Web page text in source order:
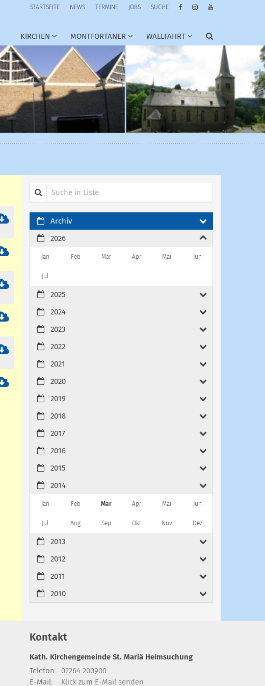
STARTSEITE NEWS TERMINE JOBS SUCHE
KIRCHEN MONTFORTANER WALLFAHRT
Suche in Liste
Archiv
2026
Jan Feb Mär Apr Mai Jun
Jul
2025
2024
2023
2022
2021
2020
2019
2018
2017
2016
2015
2014
Jan Feb Mär Apr Mai Jun
Jul Aug Sep Okt Nov Dez
2013
2012
2011
2010
Kontakt
Kath. Kirchengemeinde St. Mariä Heimsuchung
Telefon:
02264 200900
E-Mail:
Klick zum E-Mail senden